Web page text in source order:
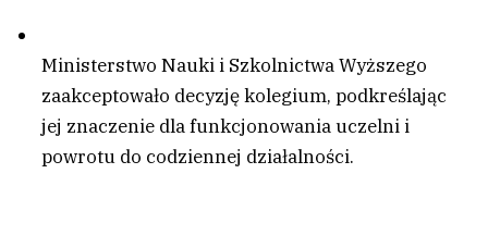
Ministerstwo Nauki i Szkolnictwa Wyższego
zaakceptowało decyzję kolegium, podkreślając
jej znaczenie dla funkcjonowania uczelni i
powrotu do codziennej działalności.